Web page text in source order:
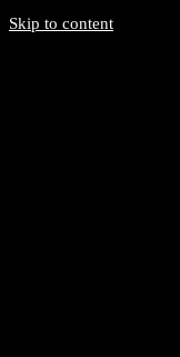
Skip to content